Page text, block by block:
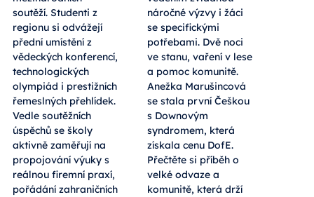
soutěží. Studenti z
regionu si odvážejí
přední umístění z
vědeckých konferencí,
technologických
olympiád i prestižních
řemeslných přehlídek.
Vedle soutěžních
úspěchů se školy
aktivně zaměřují na
propojování výuky s
reálnou firemní praxí,
pořádání zahraničních
náročné výzvy i žáci
se specifickými
potřebami. Dvě noci
ve stanu, vaření v lese
a pomoc komunitě.
Anežka Marušincová
se stala první Češkou
s Downovým
syndromem, která
získala cenu DofE.
Přečtěte si příběh o
velké odvaze a
komunitě, která drží